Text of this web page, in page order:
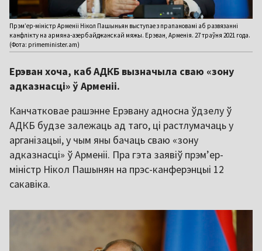
Прэм’ер-міністр Арменіі Нікол Пашыньян выступае з прапановамі аб развязанні
канфлікту на армяна-азербайджанскай мяжы. Ерэван, Арменія. 27 траўня 2021 года.
(Фота: primeminister.am)
Ерэван хоча, каб АДКБ вызначыла сваю «зону
адказнасці» ў Арменіі.
Канчатковае рашэнне Ерэвану адносна ўдзелу ў
АДКБ будзе залежаць ад таго, ці растлумачаць у
арганізацыі, у чым яны бачаць сваю «зону
адказнасці» ў Арменіі. Пра гэта заявіў прэм’ер-
міністр Нікол Пашынян на прэс-канферэнцыі 12
сакавіка.